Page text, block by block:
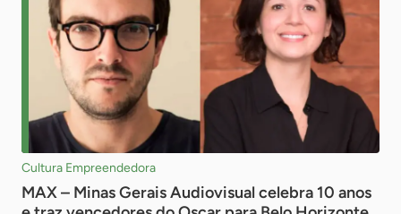
Cultura Empreendedora
MAX – Minas Gerais Audiovisual celebra 10 anos